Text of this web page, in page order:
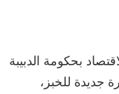
بحكومة الدبيبة
جديدة للخبز،